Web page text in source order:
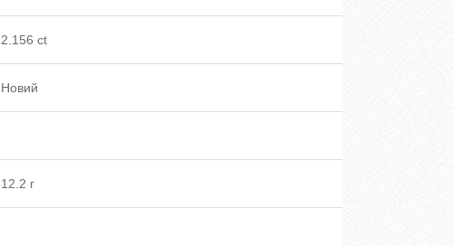
2.156 ct
Новий
12.2 г